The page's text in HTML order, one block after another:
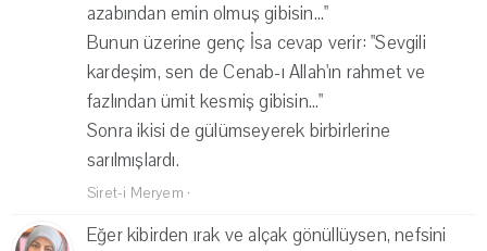
azabından emin olmuş gibisin..."
Bunun üzerine genç İsa cevap verir: "Sevgili
kardeşim, sen de Cenab-ı Allah'ın rahmet ve
fazlından ümit kesmiş gibisin..."
Sonra ikisi de gülümseyerek birbirlerine
sarılmışlardı.
Siret-i Meryem ·
Eğer kibirden ırak ve alçak gönüllüysen, nefsini